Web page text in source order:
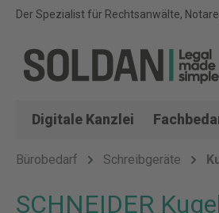
Der Spezialist für Rechtsanwälte,
Digitale Kanzlei
Bürobedarf Schreibgeräte
SCHNEIDER